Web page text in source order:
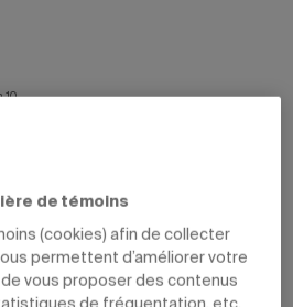
10
dans leur domaine respectif.
Marie-Charlotte Franco
(Ph.D. muséologie, médiation
de témoins
(cookies) afin de collecter
permettent d’améliorer votre
vous proposer des contenus